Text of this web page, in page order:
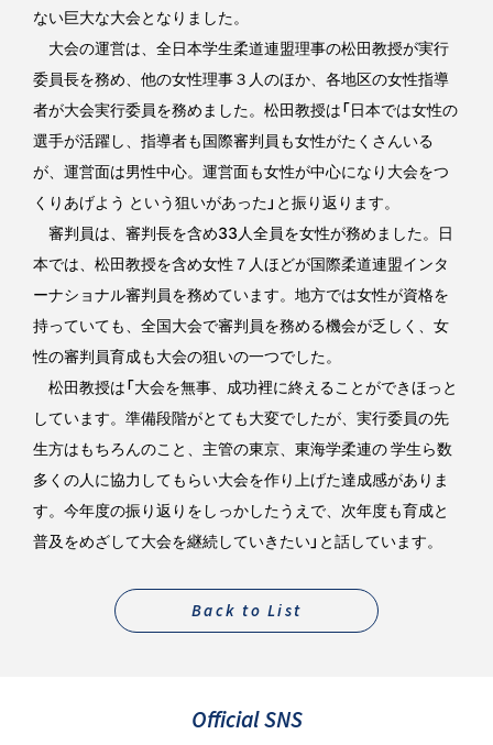
ない巨大な大会となりました。
大会の運営は、全日本学生柔道連盟理事の松田教授が実行
委員長を務め、他の女性理事３人のほか、各地区の女性指導
者が大会実行委員を務めました。松田教授は「日本では女性の
選手が活躍し、指導者も国際審判員も女性がたくさんいる
が、運営面は男性中心。運営面も女性が中心になり大会をつ
くりあげよう という狙いがあった」と振り返ります。
審判員は、審判長を含め33人全員を女性が務めました。日
本では、松田教授を含め女性７人ほどが国際柔道連盟インタ
ーナショナル審判員を務めています。地方では女性が資格を
持っていても、全国大会で審判員を務める機会が乏しく、女
性の審判員育成も大会の狙いの一つでした。
松田教授は「大会を無事、成功裡に終えることができほっと
しています。準備段階がとても大変でしたが、実行委員の先
生方はもちろんのこと、主管の東京、東海学柔連の 学生ら数
多くの人に協力してもらい大会を作り上げた達成感がありま
す。今年度の振り返りをしっかしたうえで、次年度も育成と
普及をめざして大会を継続していきたい」と話しています。
Back to List
Official SNS